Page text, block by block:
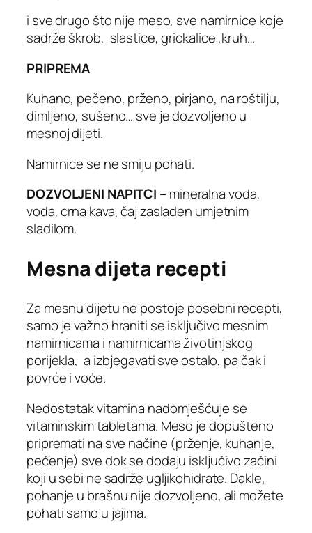
i sve drugo što nije meso, sve namirnice koje
sadrže škrob, slastice, grickalice ,kruh…
PRIPREMA
Kuhano, pečeno, prženo, pirjano, na roštilju,
dimljeno, sušeno… sve je dozvoljeno u
mesnoj dijeti.
Namirnice se ne smiju pohati.
DOZVOLJENI NAPITCI – mineralna voda,
voda, crna kava, čaj zaslađen umjetnim
sladilom.
Mesna dijeta recepti
Za mesnu dijetu ne postoje posebni recepti,
samo je važno hraniti se isključivo mesnim
namirnicama i namirnicama životinjskog
porijekla, a izbjegavati sve ostalo, pa čak i
povrće i voće.
Nedostatak vitamina nadomješćuje se
vitaminskim tabletama. Meso je dopušteno
pripremati na sve načine (prženje, kuhanje,
pečenje) sve dok se dodaju isključivo začini
koji u sebi ne sadrže ugljikohidrate. Dakle,
pohanje u brašnu nije dozvoljeno, ali možete
pohati samo u jajima.